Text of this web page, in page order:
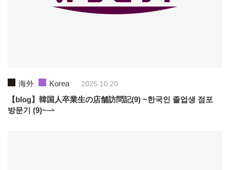
海外 Korea 2025.10.20
【blog】韓国人卒業生の店舗訪問記(9) ~한국인 졸업생 점포
방문기 (9)~